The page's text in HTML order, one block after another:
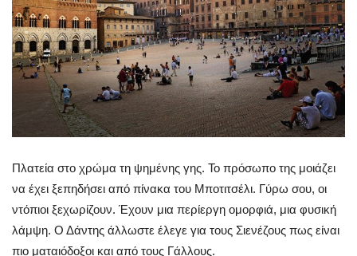
Πλατεία στο χρώμα τη ψημένης γης. Το πρόσωπο της μοιάζει
να έχει ξεπηδήσει από πίνακα του Μποτιτσέλι. Γύρω σου, οι
ντόπιοι ξεχωρίζουν. Έχουν μια περίεργη ομορφιά, μια φυσική
λάμψη. Ο Δάντης άλλωστε έλεγε για τους Σιενέζους πως είναι
πιο ματαιόδοξοι και από τους Γάλλους.